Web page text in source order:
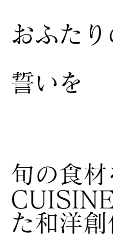
旬の食
た和洋創
おふた
誓いを